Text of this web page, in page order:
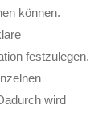
können.
festzulegen.
wird